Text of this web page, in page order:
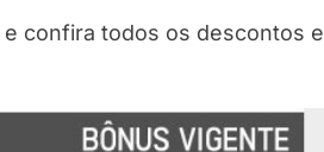
e confira todos os descontos e